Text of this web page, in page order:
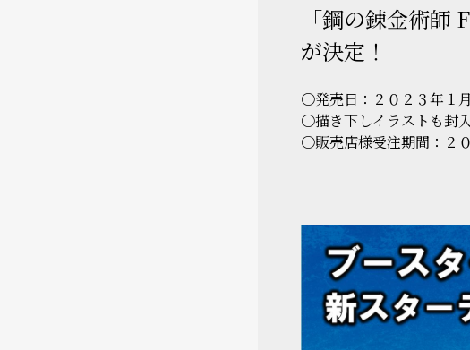
「鋼の錬金術
が決定！
〇発売日：２０２３年１
〇描き下しイラストも封
〇販売店様受注期間：２